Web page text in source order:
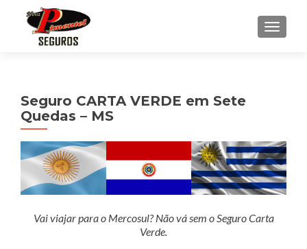
Seguro CARTA VERDE em Sete
Quedas – MS
Vai viajar para o Mercosul? Não vá sem o Seguro Carta
Verde.